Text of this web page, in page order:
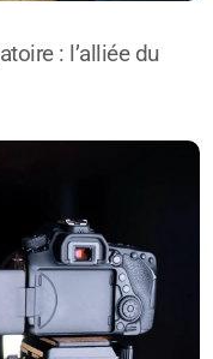
: l’alliée du